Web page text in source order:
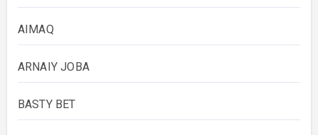
AIMAQ
ARNAIY JOBA
BASTY BET